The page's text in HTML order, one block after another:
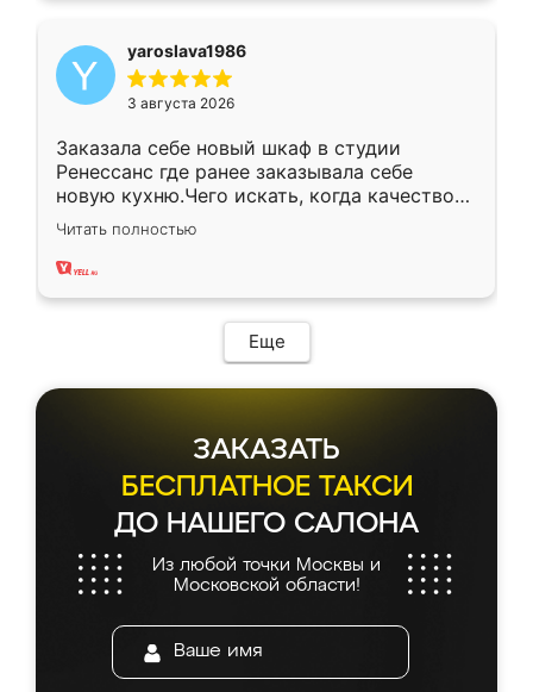
yaroslava1986
3 августа 2026
Заказала себе новый шкаф в студии
Ренессанс где ранее заказывала себе
новую кухню.Чего искать, когда качеством
вполне довольна. Служит кухня уже почти
два года, нареканий нет.
Читать полностью
Еще
ЗАКАЗАТЬ
БЕСПЛАТНОЕ ТАКСИ
ДО НАШЕГО САЛОНА
Из любой точки Москвы и
Московской области!